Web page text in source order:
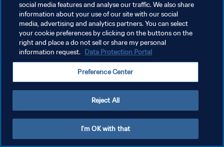
سياسة الخصوصية
إدارة تفضيلات ملفات تعريف الارتباط
social media features and analyse our traffic. We also share
information about your use of our site with our social
media, advertising and analytics partners. You can select
your cookie preferences by clicking on the buttons on the
right and place a do not sell or share my personal
information request. Data Protection Portal
Preference Center
Reject All
I'm OK with that